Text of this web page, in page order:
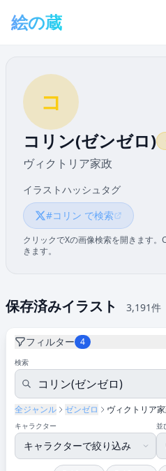
絵の蔵
コ
コリン(ゼンゼロ)
ヴィクトリア家政
イラストハッシュタグ
#コリン で検索
クリックでXの画像検索を開きます
きます。
保存済みイラスト 3,191件
フィルター 4
検索
全ジャンル ゼンゼロ ヴィクトリア
キャラクター 並